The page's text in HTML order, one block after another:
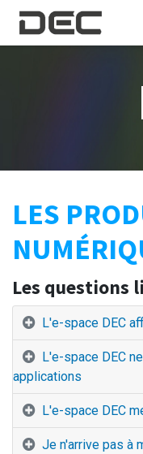
LES
Les questions
L'e-space DEC
L'e-space DEC
applications
L'e-space DEC
Je n'arrive pas à